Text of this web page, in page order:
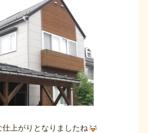
上がりとなりましたね